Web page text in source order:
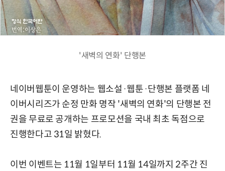
'새벽의 연화' 단행본
네이버웹툰이 운영하는 웹소설·웹툰·단행본 플랫폼 네
이버시리즈가 순정 만화 명작 '새벽의 연화'의 단행본 전
권을 무료로 공개하는 프로모션을 국내 최초 독점으로
진행한다고 31일 밝혔다.
이번 이벤트는 11월 1일부터 11월 14일까지 2주간 진